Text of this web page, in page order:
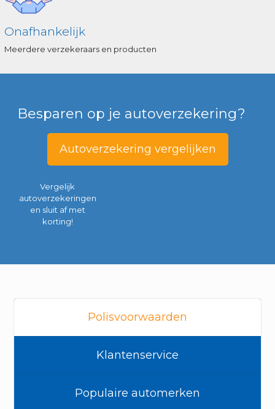
Onafhankelijk
Meerdere verzekeraars en producten
Besparen op je autoverzekering?
Autoverzekering vergelijken
Vergelijk
autoverzekeringen
en sluit af met
korting!
Polisvoorwaarden
Klantenservice
Populaire automerken